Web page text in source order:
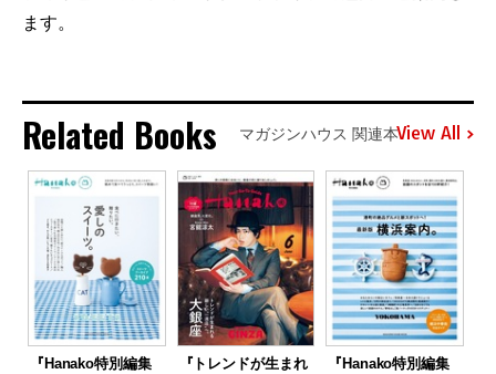
ます。
Related Books マガジンハウス 関連本View All
『Hanako特別編集
『トレンドが生まれ
『Hanako特別編集